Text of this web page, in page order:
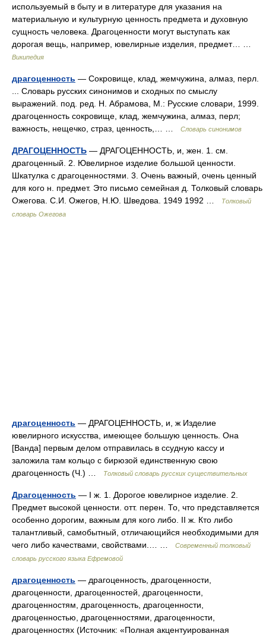
используемый в быту и в литературе для указания на
материальную и культурную ценность предмета и духовную
сущность человека. Драгоценности могут выступать как
дорогая вещь, например, ювелирные изделия, предмет… …
Википедия
драгоценность — Сокровище, клад, жемчужина, алмаз, перл.
... Словарь русских синонимов и сходных по смыслу
выражений. под. ред. Н. Абрамова, М.: Русские словари, 1999.
драгоценность сокровище, клад, жемчужина, алмаз, перл;
важность, нещечко, страз, ценность,… …
Словарь синонимов
ДРАГОЦЕННОСТЬ — ДРАГОЦЕННОСТЬ, и, жен. 1. см.
драгоценный. 2. Ювелирное изделие большой ценности.
Шкатулка с драгоценностями. 3. Очень важный, очень ценный
для кого н. предмет. Это письмо семейная д. Толковый словарь
Ожегова. С.И. Ожегов, Н.Ю. Шведова. 1949 1992 …
Толковый
словарь Ожегова
драгоценность — ДРАГОЦЕННОСТЬ, и, ж Изделие
ювелирного искусства, имеющее большую ценность. Она
[Ванда] первым делом отправилась в ссудную кассу и
заложила там кольцо с бирюзой единственную свою
драгоценность (Ч.) …
Толковый словарь русских существительных
Драгоценность — I ж. 1. Дорогое ювелирное изделие. 2.
Предмет высокой ценности. отт. перен. То, что представляется
особенно дорогим, важным для кого либо. II ж. Кто либо
талантливый, самобытный, отличающийся необходимыми для
чего либо качествами, свойствами.… …
Современный толковый
словарь русского языка Ефремовой
драгоценность — драгоценность, драгоценности,
драгоценности, драгоценностей, драгоценности,
драгоценностям, драгоценность, драгоценности,
драгоценностью, драгоценностями, драгоценности,
драгоценностях (Источник: «Полная акцентуированная